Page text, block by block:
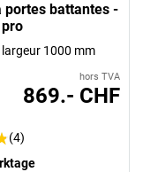
portes battantes -
1000 mm
hors TVA
869.- CHF
(4)